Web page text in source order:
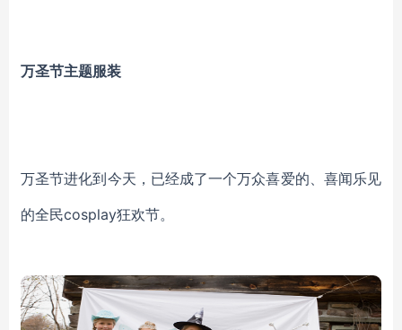
万圣节主题服装
万圣节进化到今天，已经成了一个万众喜爱的、喜闻乐见
的全民cosplay狂欢节。